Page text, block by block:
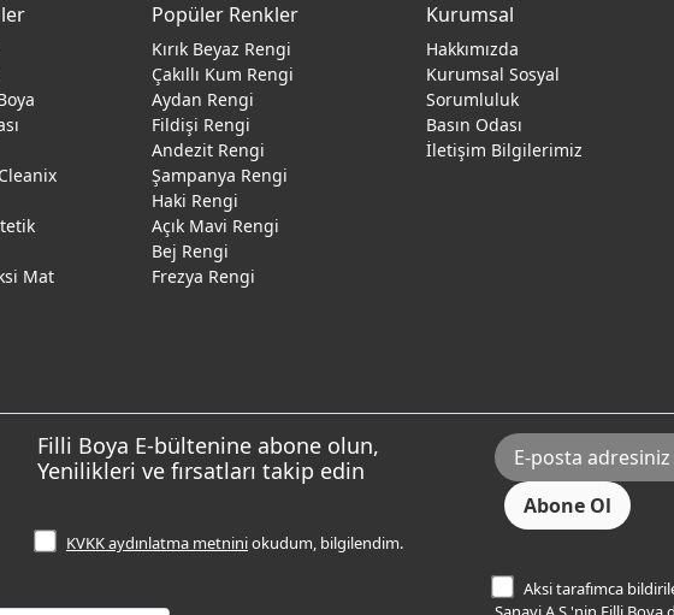
Mat
Popüler Renkler
Kırık Beyaz Rengi
Çakıllı Kum Rengi
Aydan Rengi
Fildişi Rengi
Andezit Rengi
Şampanya Rengi
Haki Rengi
Açık Mavi Rengi
Bej Rengi
Frezya Rengi
Kurumsal
Hakkımızda
Kurumsal Sosyal
Sorumluluk
Basın Odası
İletişim Bilgilerimiz
Filli Boya E-bültenine abone olun,
Yenilikleri ve fırsatları takip edin
KVKK aydınlatma metniniokudum, bilgilendim.
Aksi tarafımca